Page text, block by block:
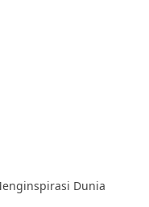
Dunia